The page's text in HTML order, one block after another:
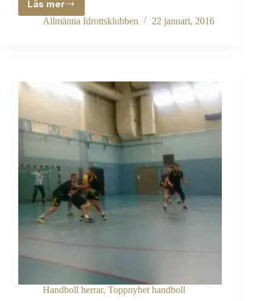
Läs mer
Inför
AIK
Allmänna Idrottsklubben 22 januari, 2016
Handboll herrar, Toppnyhet handboll